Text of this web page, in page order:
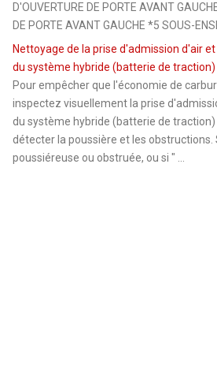
D'OUVERTURE DE PORTE AVANT
DE PORTE AVANT GAUCHE *5 SOUS-
Nettoyage de la prise d'admission d'air
du système hybride (batterie de traction)
Pour empêcher que l'économie de
inspectez visuellement la prise
du système hybride (batterie de
détecter la poussière et les obstructions.
poussiéreuse ou obstruée, ou si " ...